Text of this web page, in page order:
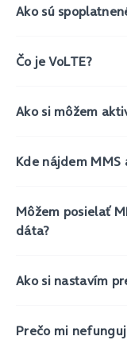
Ako sú
Čo je VoLTE?
Ako si môžem
Kde nájdem
Môžem posielať
dáta?
Ako si nastavím
Prečo mi